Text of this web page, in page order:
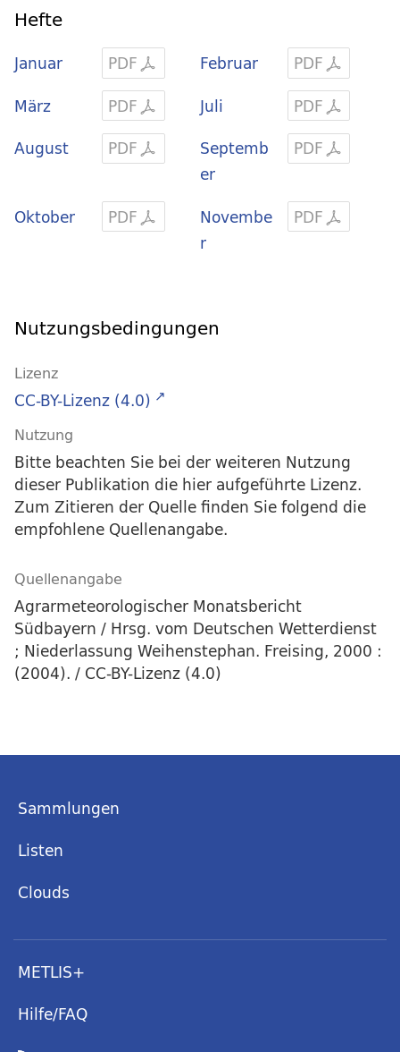
Hefte
PDF
Januar PDF
Februar
PDF
März PDF
Juli
PDF
August PDF
Septemb
er
PDF
Oktober PDF
Novembe
r
Nutzungsbedingungen
Lizenz
CC-BY-Lizenz (4.0)
Nutzung
Bitte beachten Sie bei der weiteren Nutzung
dieser Publikation die hier aufgeführte Lizenz.
Zum Zitieren der Quelle finden Sie folgend die
empfohlene Quellenangabe.
Quellenangabe
Agrarmeteorologischer Monatsbericht
Südbayern / Hrsg. vom Deutschen Wetterdienst
; Niederlassung Weihenstephan. Freising, 2000 :
(2004). / CC-BY-Lizenz (4.0)
Sammlungen
Listen
Clouds
METLIS+
Hilfe/FAQ